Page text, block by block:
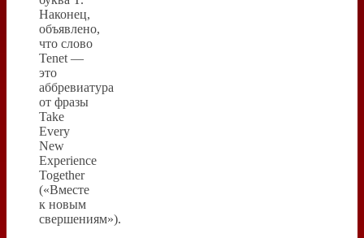
Наконец,
объявлено,
что слово
Tenet —
это
аббревиатура
от фразы
Take
Every
New
Experience
Together
(«Вместе
к новым
свершениям»).